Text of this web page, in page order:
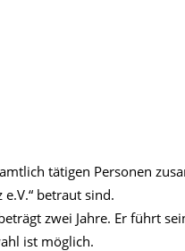
tätigen Personen
betraut sind.
zwei Jahre. Er führt
ist möglich.